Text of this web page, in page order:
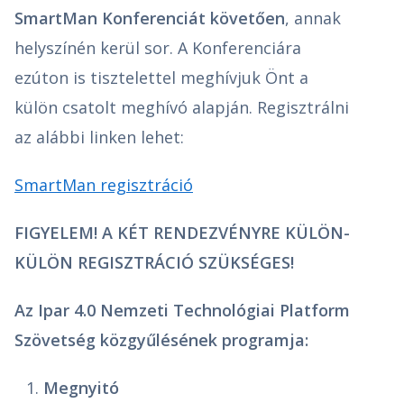
SmartMan Konferenciát követően, annak
helyszínén kerül sor. A Konferenciára
ezúton is tisztelettel meghívjuk Önt a
külön csatolt meghívó alapján. Regisztrálni
az alábbi linken lehet:
SmartMan regisztráció
FIGYELEM! A KÉT RENDEZVÉNYRE KÜLÖN-
KÜLÖN REGISZTRÁCIÓ SZÜKSÉGES!
Az Ipar 4.0 Nemzeti Technológiai Platform
Szövetség közgyűlésének programja:
Megnyitó